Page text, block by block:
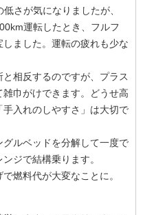
さが気になりましたが、
運転したとき、フルフ
ました。運転の疲れも少な
相反するのですが、プラス
巾がけできます。どうせ高
入れのしやすさ」は大切で
グルベッドを分解して一度で
ジで結構乗ります。
燃料代が大変なことに。